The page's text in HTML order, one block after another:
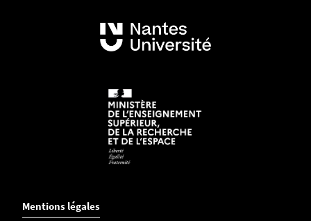
Mentions légales